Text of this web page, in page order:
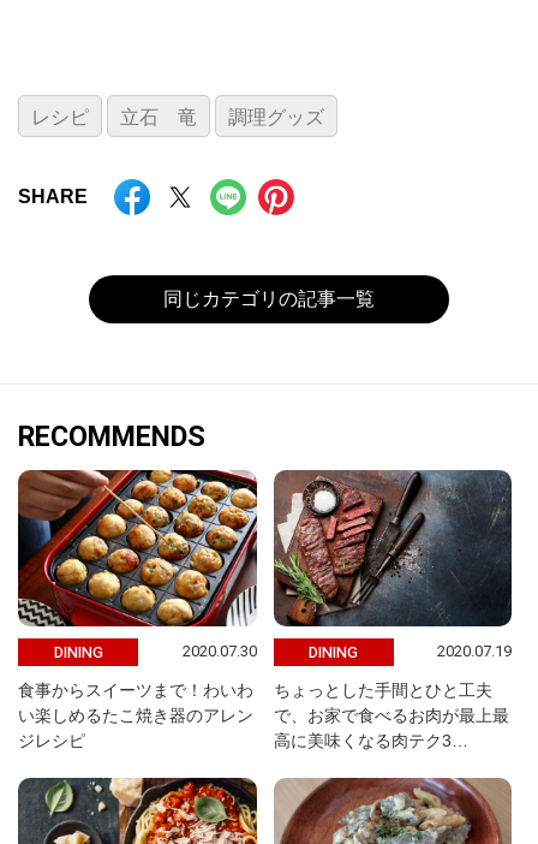
レシピ 立石 竜 調理グッズ
SHARE
同じカテゴリの記事一覧
RECOMMENDS
DINING 2020.07.30
食事からスイーツまで！わいわ
い楽しめるたこ焼き器のアレン
ジレシピ
DINING 2020.07.19
ちょっとした手間とひと工夫
で、お家で食べるお肉が最上最
高に美味くなる肉テク3…